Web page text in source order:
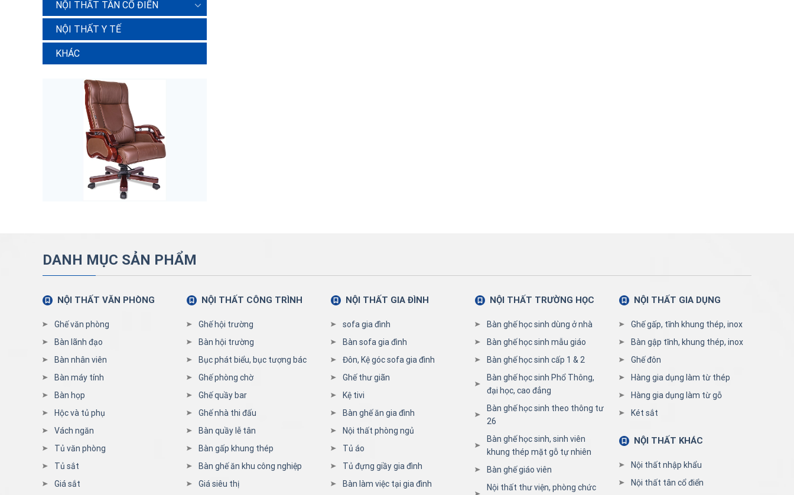
NỘI THẤT TÂN CỔ ĐIỂN
NỘI THẤT Y TẾ
KHÁC
DANH MỤC SẢN PHẨM
NỘI THẤT VĂN PHÒNG
Ghế văn phòng
Bàn lãnh đạo
Bàn nhân viên
Bàn máy tính
Bàn họp
Hộc và tủ phụ
Vách ngăn
Tủ văn phòng
Tủ sắt
Giá sắt
NỘI THẤT CÔNG TRÌNH
Ghế hội trường
Bàn hội trường
Bục phát biểu, bục tượng bác
Ghế phòng chờ
Ghế quầy bar
Ghế nhà thi đấu
Bàn quầy lễ tân
Bàn gấp khung thép
Bàn ghế ăn khu công nghiệp
Giá siêu thị
NỘI THẤT GIA ĐÌNH
sofa gia đình
Bàn sofa gia đình
Đôn, Kệ góc sofa gia đình
Ghế thư giãn
Kệ tivi
Bàn ghế ăn gia đình
Nội thất phòng ngủ
Tủ áo
Tủ đựng giầy gia đình
Bàn làm việc tại gia đình
NỘI THẤT TRƯỜNG HỌC
Bàn ghế học sinh dùng ở nhà
Bàn ghế học sinh mẫu giáo
Bàn ghế học sinh cấp 1 & 2
Bàn ghế học sinh Phổ Thông,
đại học, cao đẳng
Bàn ghế học sinh theo thông tư
26
Bàn ghế học sinh, sinh viên
khung thép mặt gỗ tự nhiên
Bàn ghế giáo viên
Nội thất thư viện, phòng chức
NỘI THẤT GIA DỤNG
Ghế gấp, tĩnh khung thép, inox
Bàn gập tĩnh, khung thép, inox
Ghế đôn
Hàng gia dụng làm từ thép
Hàng gia dụng làm từ gỗ
Két sắt
NỘI THẤT KHÁC
Nội thất nhập khẩu
Nội thất tân cổ điển